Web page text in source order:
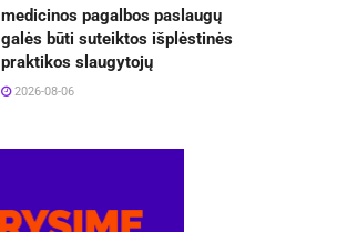
medicinos pagalbos paslaugų
galės būti suteiktos išplėstinės
praktikos slaugytojų
2026-08-06